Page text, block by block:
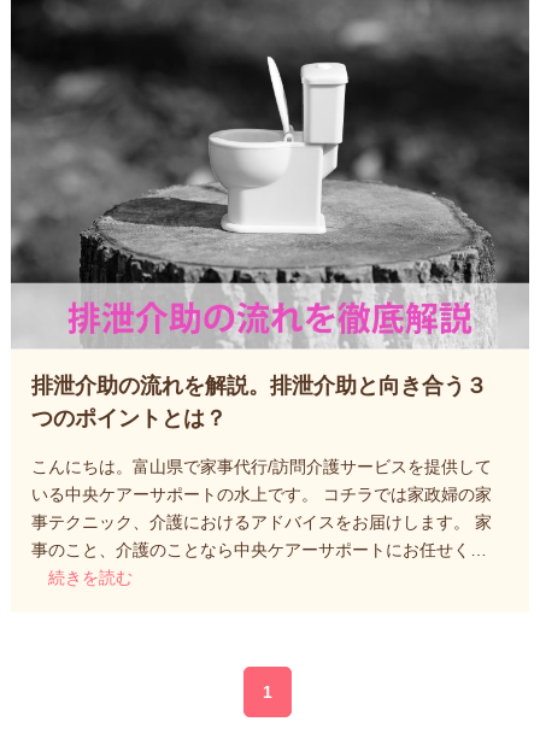
排泄介助の流れを解説。排泄介助と向き合う３
つのポイントとは？
こんにちは。富山県で家事代行/訪問介護サービスを提供して
いる中央ケアーサポートの水上です。 コチラでは家政婦の家
事テクニック、介護におけるアドバイスをお届けします。 家
事のこと、介護のことなら中央ケアーサポートにお任せく…
続きを読む
1